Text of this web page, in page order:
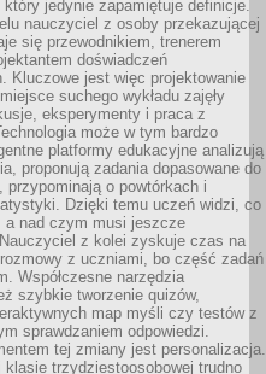
jedynie zapamiętuje definicje.
nauczyciel z osoby przekazującej
się przewodnikiem, trenerem
doświadczeń
Kluczowe jest więc projektowanie
suchego wykładu zajęły
eksperymenty i praca z
może w tym bardzo
platformy edukacyjne analizują
proponują zadania dopasowane do
przypominają o powtórkach i
Dzięki temu uczeń widzi, co
a nad czym musi jeszcze
z kolei zyskuje czas na
z uczniami, bo część zadań
Współczesne narzędzia
szybkie tworzenie quizów,
map myśli czy testów z
sprawdzaniem odpowiedzi.
tej zmiany jest personalizacja.
klasie trzydziestoosobowej trudno